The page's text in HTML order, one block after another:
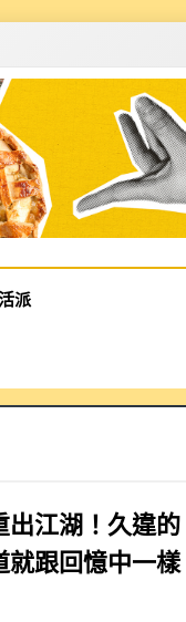
派
江湖！久違的
就跟回憶中一樣